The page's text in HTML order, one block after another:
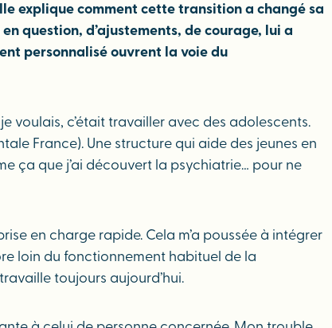
explique comment cette transition a changé sa
question, d’ajustements, de courage, lui a
personnalisé ouvrent la voie du
voulais, c’était travailler avec des adolescents.
France). Une structure qui aide des jeunes en
ça que j’ai découvert la psychiatrie… pour ne
en charge rapide. Cela m’a poussée à intégrer
loin du fonctionnement habituel de la
toujours aujourd’hui.